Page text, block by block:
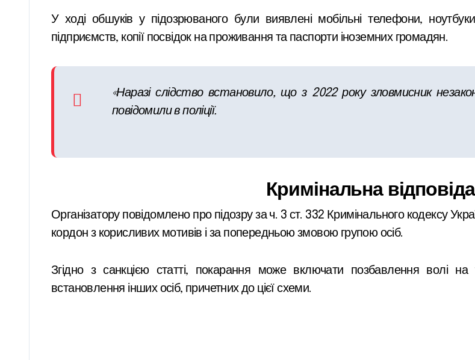
У ході обшуків у підозрюваного були виявлені мобільні телефони,
підприємств, копії посвідок на проживання та паспорти іноземних громадян.
«Наразі слідство встановило, що з 2022 року зловмисник
повідомили в поліції.
Кримінальна
Організатору повідомлено про підозру за ч. 3 ст. 332 Кримінального кодексу
кордон з корисливих мотивів і за попередньою змовою групою осіб.
Згідно з санкцією статті, покарання може включати позбавлення волі
встановлення інших осіб, причетних до цієї схеми.